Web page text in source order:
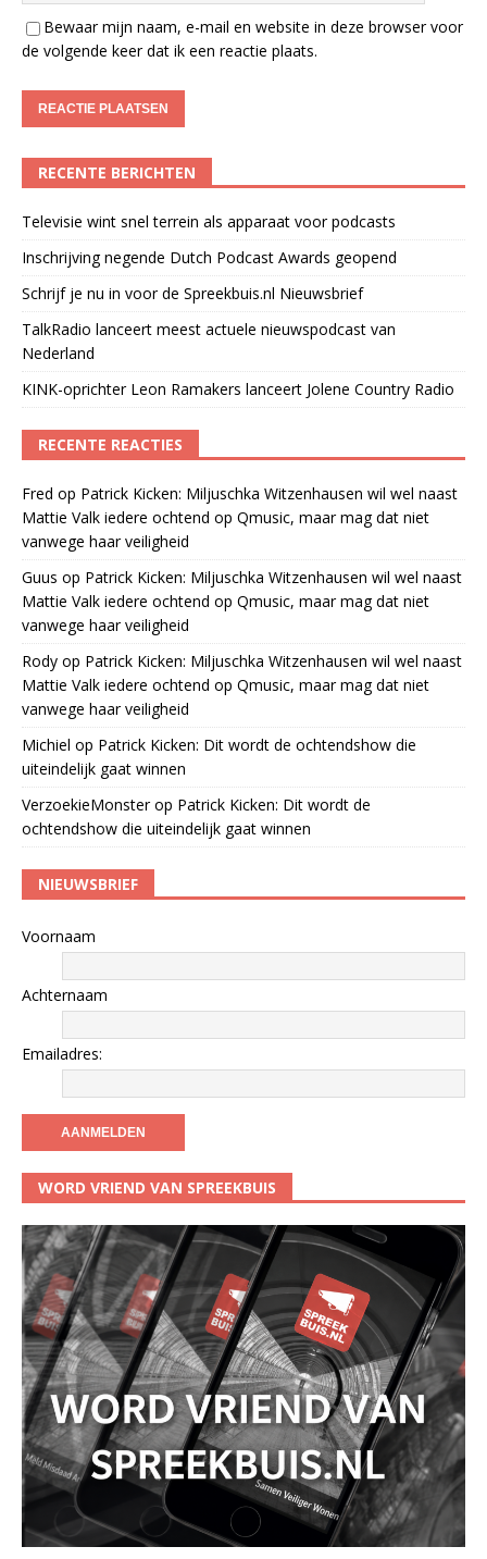
Bewaar mijn naam, e-mail en website in deze browser voor
de volgende keer dat ik een reactie plaats.
RECENTE BERICHTEN
Televisie wint snel terrein als apparaat voor podcasts
Inschrijving negende Dutch Podcast Awards geopend
Schrijf je nu in voor de Spreekbuis.nl Nieuwsbrief
TalkRadio lanceert meest actuele nieuwspodcast van
Nederland
KINK-oprichter Leon Ramakers lanceert Jolene Country Radio
RECENTE REACTIES
Fred op Patrick Kicken: Miljuschka Witzenhausen wil wel naast
Mattie Valk iedere ochtend op Qmusic, maar mag dat niet
vanwege haar veiligheid
Guus op Patrick Kicken: Miljuschka Witzenhausen wil wel naast
Mattie Valk iedere ochtend op Qmusic, maar mag dat niet
vanwege haar veiligheid
Rody op Patrick Kicken: Miljuschka Witzenhausen wil wel naast
Mattie Valk iedere ochtend op Qmusic, maar mag dat niet
vanwege haar veiligheid
Michiel op Patrick Kicken: Dit wordt de ochtendshow die
uiteindelijk gaat winnen
VerzoekieMonsterop Patrick Kicken: Dit wordt de
ochtendshow die uiteindelijk gaat winnen
NIEUWSBRIEF
Voornaam
Achternaam
Emailadres:
WORD VRIEND VAN SPREEKBUIS